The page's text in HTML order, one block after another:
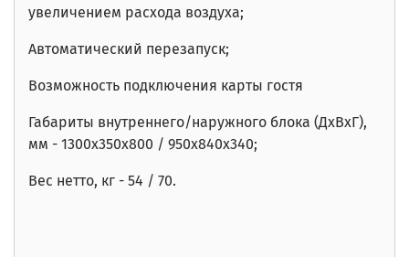
увеличением расхода воздуха;
Автоматический перезапуск;
Возможность подключения карты гостя
Габариты внутреннего/наружного блока (ДхВхГ),
мм - 1300x350x800 / 950x840x340;
Вес нетто, кг - 54 / 70.